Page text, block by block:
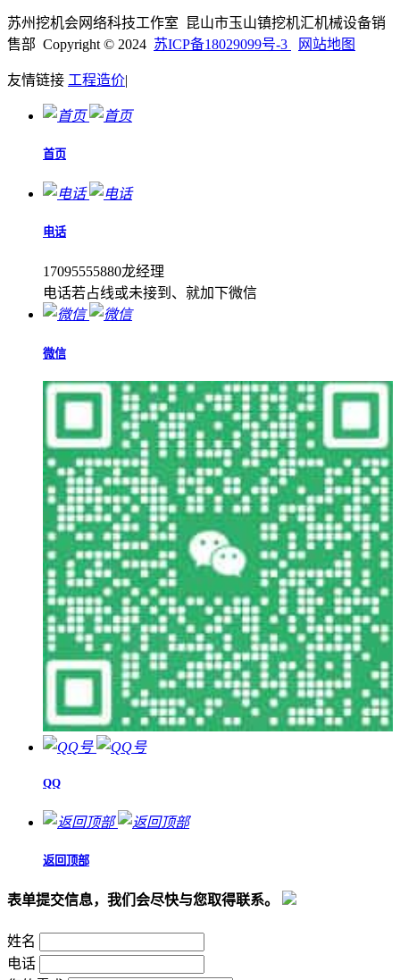
苏州挖机会网络科技工作室 昆山市玉山镇挖机汇机械设备销
售部 Copyright © 2024 苏ICP备18029099号-3 网站地图
友情链接 工程造价|
首页
电话
17095555880龙经理
电话若占线或未接到、就加下微信
微信
QQ
返回顶部
表单提交信息，我们会尽快与您取得联系。
姓名
电话